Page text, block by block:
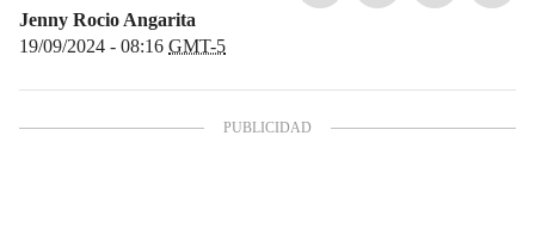
Jenny Rocio Angarita
19/09/2024 - 08:16 GMT-5